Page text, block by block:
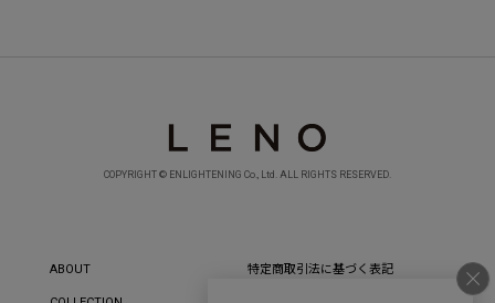
COPYRIGHT © ENLIGHTENING Co., Ltd. ALL RIGHTS RESERVED.
ABOUT 特定商取引法に基づく表記